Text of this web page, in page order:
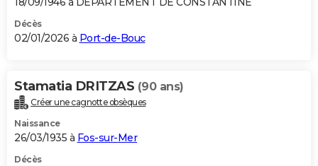
Décès
02/01/2026 à Port-de-Bouc
Stamatia DRITZAS (90 ans)
Créer une cagnotte obsèques
Naissance
26/03/1935 à Fos-sur-Mer
Décès